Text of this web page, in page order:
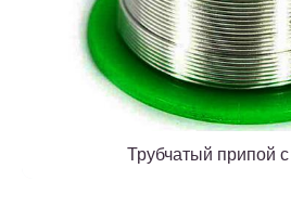
Трубчатый припой